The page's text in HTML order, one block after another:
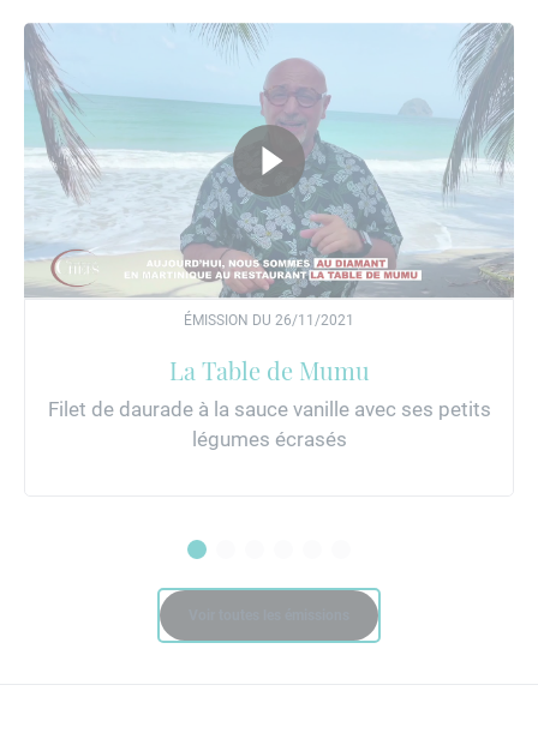
ÉMISSION DU 26/11/2021
La Table de Mumu
Filet de daurade à la sauce vanille avec ses petits
légumes écrasés